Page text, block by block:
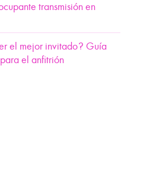
transmisión en
el mejor invitado? Guía
el anfitrión